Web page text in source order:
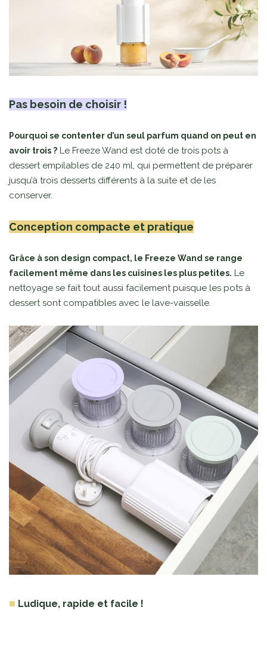
Pas besoin de choisir !
Pourquoi se contenter d’un seul parfum quand on peut en
avoir trois ? Le Freeze Wand est doté de trois pots à
dessert empilables de 240 ml, qui permettent de préparer
jusqu’à trois desserts différents à la suite et de les
conserver.
Conception compacte et pratique
Grâce à son design compact, le Freeze Wand se range
facilement même dans les cuisines les plus petites. Le
nettoyage se fait tout aussi facilement puisque les pots à
dessert sont compatibles avec le lave-vaisselle.
■ Ludique, rapide et facile !